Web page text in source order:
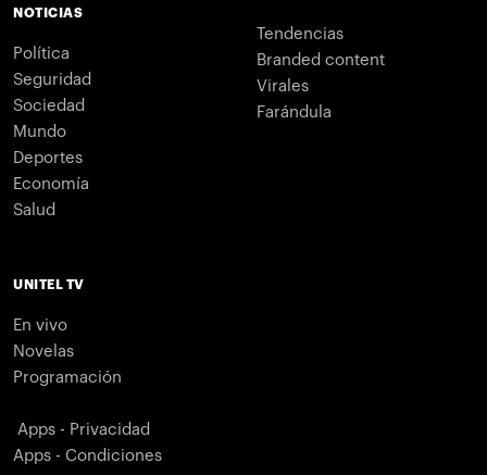
NOTICIAS
Política
Seguridad
Sociedad
Mundo
Deportes
Economía
Salud
Tendencias
Branded content
Virales
Farándula
UNITEL TV
En vivo
Novelas
Programación
Apps - Privacidad
Apps - Condiciones